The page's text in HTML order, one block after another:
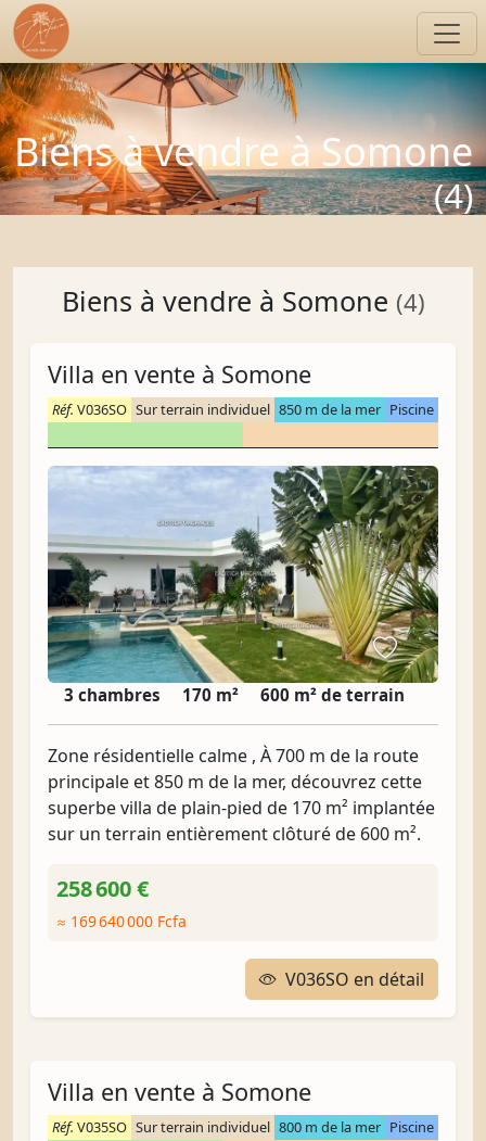
Biens à vendre à Somone
(4)
Biens à vendre à Somone (4)
Villa en vente à Somone
Réf. V036SO Sur terrain individuel 850 m de la mer Piscine
3 chambres 170 m² 600 m² de terrain
Zone résidentielle calme , À 700 m de la route
principale et 850 m de la mer, découvrez cette
superbe villa de plain-pied de 170 m² implantée
sur un terrain entièrement clôturé de 600 m².
258 600 €
≈ 169 640 000 Fcfa
V036SO en détail
Villa en vente à Somone
Réf. V035SO Sur terrain individuel 800 m de la mer Piscine